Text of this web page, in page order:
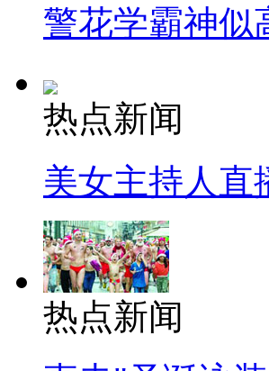
警花学霸神似
热点新闻
美女主持人直
热点新闻